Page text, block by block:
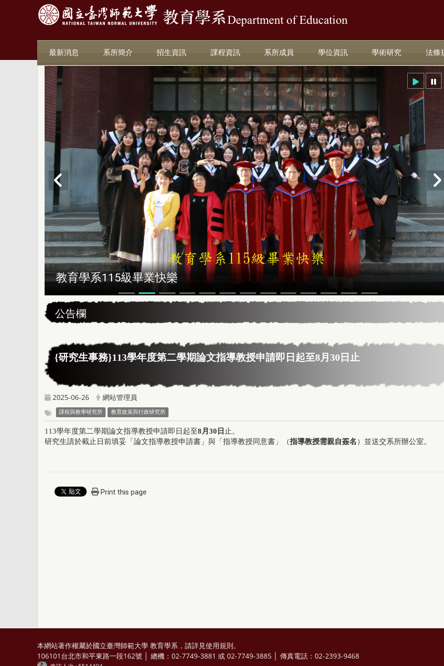
最新消息 系所簡介 招生資訊 課程資訊 系所成員 學位資訊 學術研究 法條
恭賀本系所友黃昆輝先生榮獲2025年13屆星雲教育獎
公告欄
{研究生事務}113學年度第二學期論文指導教授申請即日起至8月30日止
2025-06-26 網站管理員
課程與教學研究所 教育政策與行政研究所
113學年度第二學期論文指導教授申請即日起至8 月30 日 止。
研究生請於截止日前填妥「論文指導教授申請書」與「指導教授同意書」（指導教授需親自簽名）並送交系所辦公室。
Print this page
本網站著作權屬於國立臺灣師範大學 教育學系，請詳見使用規則。
106101台北市和平東路一段162號 │ 總機：02-7749-3881 或 02-7749-3885 │ 傳真電話：02-2393-9468